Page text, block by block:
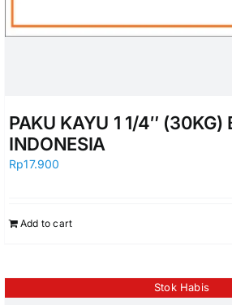
PAKU KAYU 1 1/4″ (30KG)
INDONESIA
Rp17.900
Add to cart
Stok Habis